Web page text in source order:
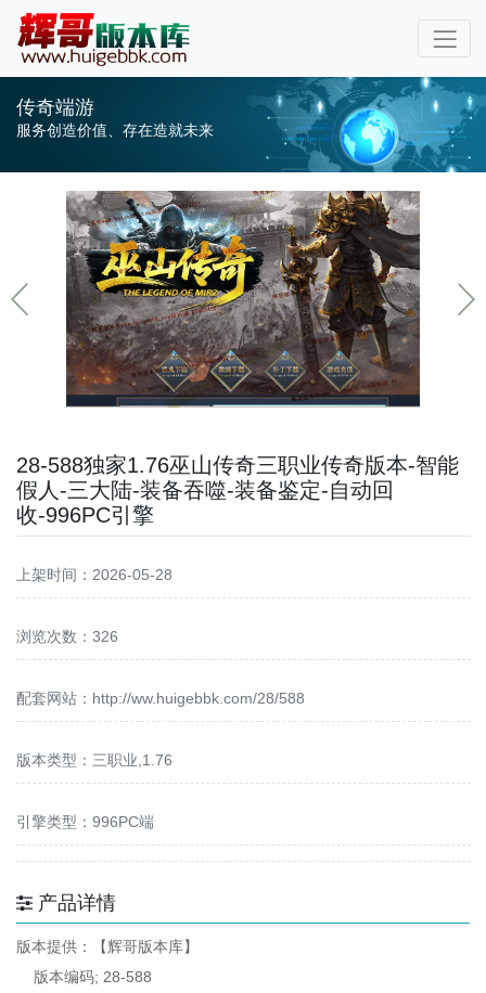
传奇端游
服务创造价值、存在造就未来
28-588独家1.76巫山传奇三职业传奇版本-智能
假人-三大陆-装备吞噬-装备鉴定-自动回
收-996PC引擎
上架时间：2026-05-28
浏览次数：326
配套网站： http://ww.huigebbk.com/28/588
版本类型：三职业,1.76
引擎类型：996PC端
产品详情
版本提供：【辉哥版本库】
版本编码; 28-588